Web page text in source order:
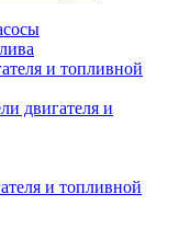
и топливной
двигателя и
и топливной